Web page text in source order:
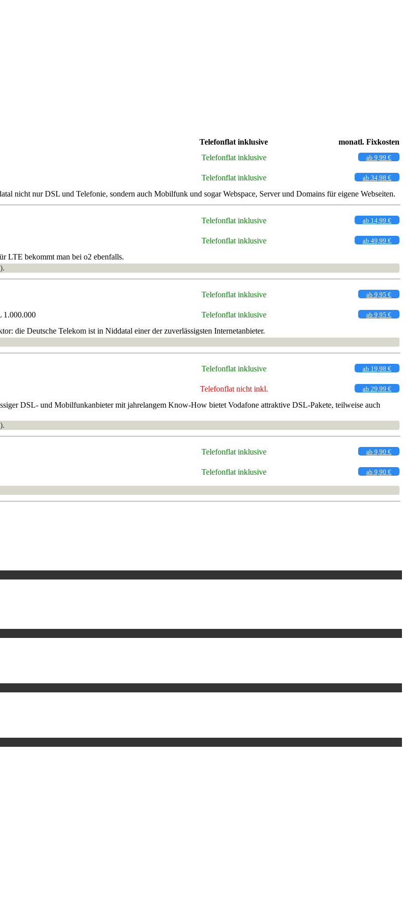
Telefonflat inklusive
monatl. Fixkosten
Telefonflat inklusive ab 9,99 €
Telefonflat inklusive ab 34,98 €
nicht nur DSL und Telefonie, sondern auch Mobilfunk und sogar Webspace, Server und Domains für eigene Webseiten.
Telefonflat inklusive ab 14,99 €
Telefonflat inklusive ab 49,99 €
LTE bekommt man bei o2 ebenfalls.
Telefonflat inklusive ab 9,95 €
1.000.000 Telefonflat inklusive ab 9,95 €
die Deutsche Telekom ist in Niddatal einer der zuverlässigsten Internetanbieter.
Telefonflat inklusive ab 19,98 €
Telefonflat nicht inkl. ab 29,99 €
DSL- und Mobilfunkanbieter mit jahrelangem Know-How bietet Vodafone attraktive DSL-Pakete, teilweise auch
Telefonflat inklusive ab 9,90 €
Telefonflat inklusive ab 9,90 €